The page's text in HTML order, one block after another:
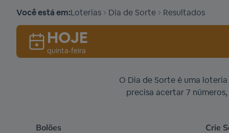
Você está em:Loterias Dia de Sorte Resultados
HOJE
quinta-feira
O Dia de Sorte é uma
precisa acertar 7
Bolões Crie